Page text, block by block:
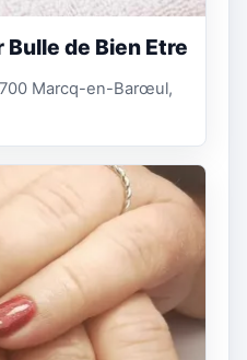
de Bien Etre
Marcq-en-Barœul,